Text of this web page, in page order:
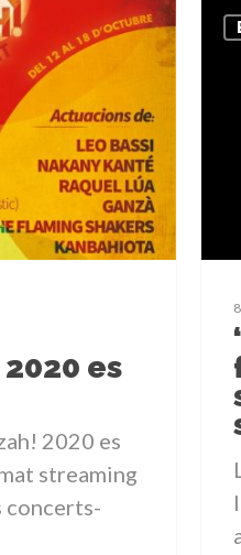
es
2020 es
streaming
concerts-